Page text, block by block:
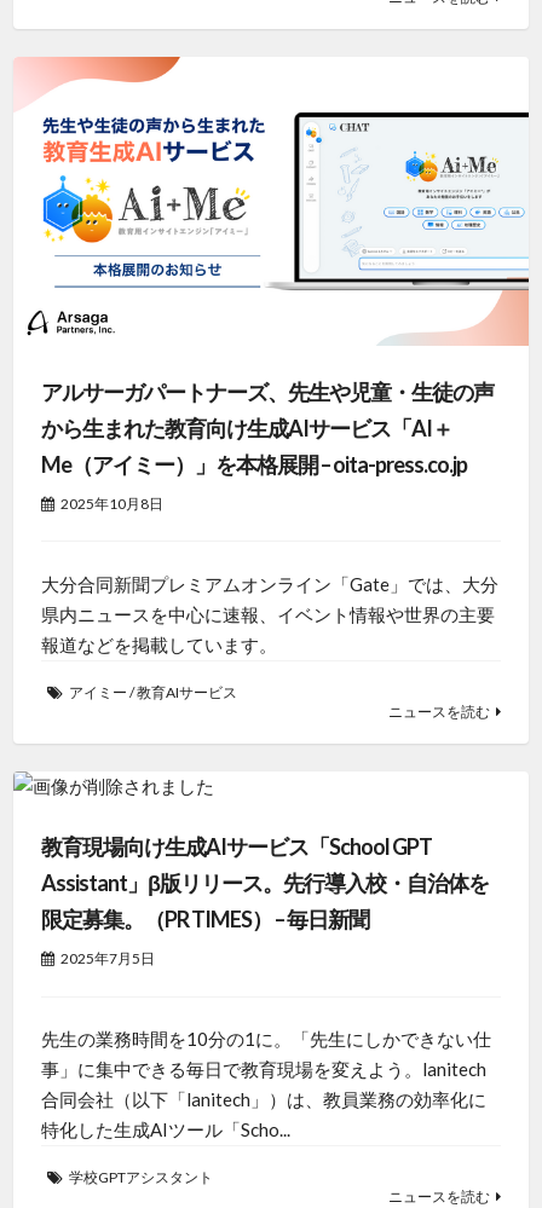
アルサーガパートナーズ、先生や児童・生徒の声
から生まれた教育向け生成AIサービス「AI＋
Me（アイミー）」を本格展開 – oita-press.co.jp
2025年10月8日
大分合同新聞プレミアムオンライン「Gate」では、大分
県内ニュースを中心に速報、イベント情報や世界の主要
報道などを掲載しています。
アイミー /教育AIサービス
ニュースを読む
教育現場向け生成AIサービス「School GPT
Assistant」β版リリース。先行導入校・自治体を
限定募集。（PR TIMES） – 毎日新聞
2025年7月5日
先生の業務時間を10分の1に。「先生にしかできない仕
事」に集中できる毎日で教育現場を変えよう。lanitech
合同会社（以下「lanitech」）は、教員業務の効率化に
特化した生成AIツール「Scho...
学校GPTアシスタント
ニュースを読む